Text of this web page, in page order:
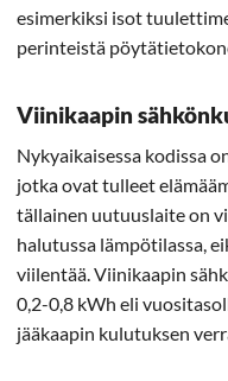
esimerkiksi isot
perinteistä
Viinikaapin
Nykyaikaisessa kodissa
jotka ovat tulleet
tällainen uutuuslaite on
halutussa lämpötilassa,
viilentää. Viinikaapin
0,2-0,8 kWh eli
jääkaapin kulutuksen